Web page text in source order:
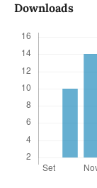
Downloads